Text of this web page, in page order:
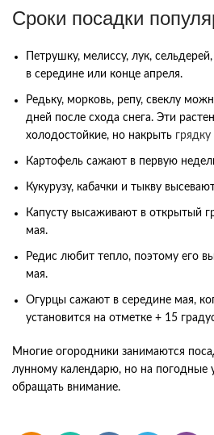
Сроки посадки
Петрушку, мелиссу, лук,
в середине или конце апреля.
Редьку, морковь, репу, свеклу
дней после схода снега. Эти
холодостойкие, но накрыть грядку
Картофель сажают в первую
Кукурузу, кабачки и тыкву
Капусту высаживают в открытый
мая.
Редис любит тепло, поэтому его
мая.
Огурцы сажают в середине мая,
установится на отметке + 15
Многие огородники занимаются
лунному календарю, но на погодные
обращать внимание.